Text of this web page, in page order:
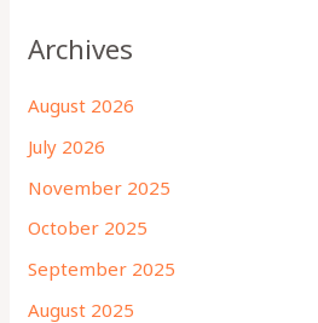
Archives
August 2026
July 2026
November 2025
October 2025
September 2025
August 2025